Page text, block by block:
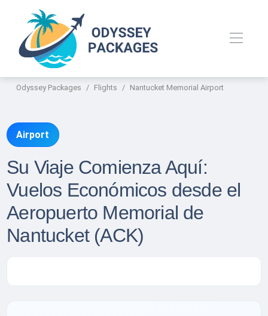
Odyssey Packages Flights Nantucket Memorial Airport
Airport
Su Viaje Comienza Aquí:
Vuelos Económicos desde el
Aeropuerto Memorial de
Nantucket (ACK)